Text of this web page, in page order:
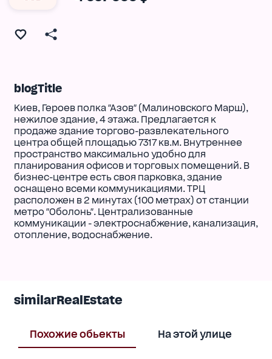
blogTitle
Киев, Героев полка "Азов" (Малиновского Марш),
нежилое здание, 4 этажа. Предлагается к
продаже здание торгово-развлекательного
центра общей площадью 7317 кв.м. Внутреннее
пространство максимально удобно для
планирования офисов и торговых помещений. В
бизнес-центре есть своя парковка, здание
оснащено всеми коммуникациями. ТРЦ
расположен в 2 минутах (100 метрах) от станции
метро "Оболонь". Централизованные
коммуникации - электроснабжение, канализация,
отопление, водоснабжение.
similarRealEstate
Похожие обьекты На этой улице